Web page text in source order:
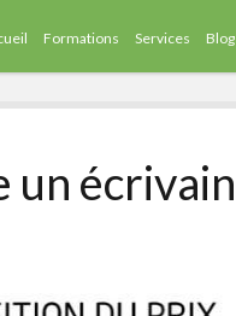
Formations Services Blog
un écrivain